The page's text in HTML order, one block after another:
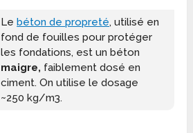
Le béton de propreté, utilisé en
fond de fouilles pour protéger
les fondations, est un béton
maigre, faiblement dosé en
ciment. On utilise le dosage
~250 kg/m3.